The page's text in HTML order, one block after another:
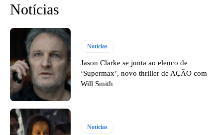
Notícias
Notícias
Jason Clarke se junta ao elenco de
‘Supermax’, novo thriller de AÇÃO com
Will Smith
Notícias